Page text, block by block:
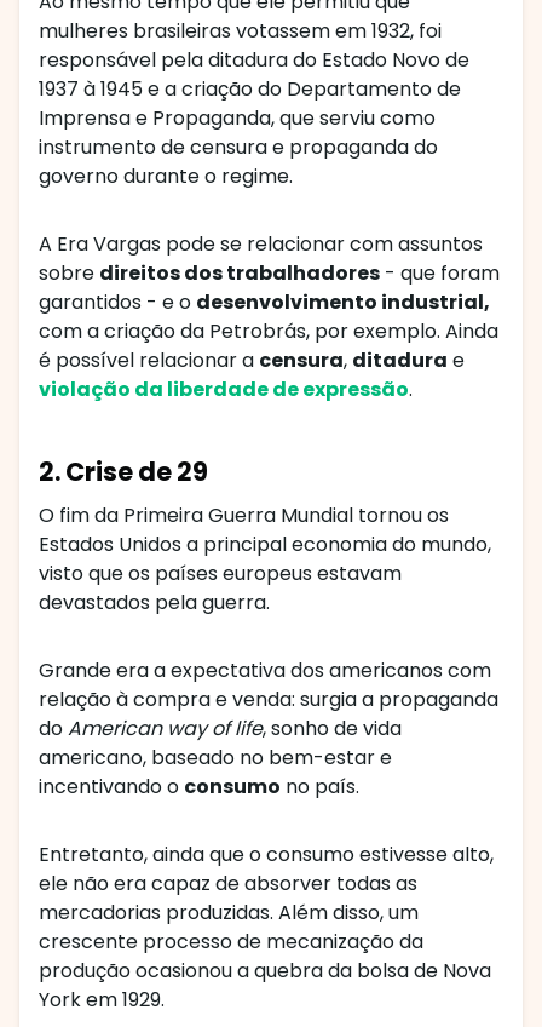
mulheres brasileiras votassem em 1932, foi
responsável pela ditadura do Estado Novo de
1937 à 1945 e a criação do Departamento de
Imprensa e Propaganda, que serviu como
instrumento de censura e propaganda do
governo durante o regime.
A Era Vargas pode se relacionar com assuntos
sobre direitos dos trabalhadores - que foram
garantidos - e o desenvolvimento industrial,
com a criação da Petrobrás, por exemplo. Ainda
é possível relacionar a censura, ditadura e
violação da liberdade de expressão.
2. Crise de 29
O fim da Primeira Guerra Mundial tornou os
Estados Unidos a principal economia do mundo,
visto que os países europeus estavam
devastados pela guerra.
Grande era a expectativa dos americanos com
relação à compra e venda: surgia a propaganda
doAmerican way of life, sonho de vida
americano, baseado no bem-estar e
incentivando o consumo no país.
Entretanto, ainda que o consumo estivesse alto,
ele não era capaz de absorver todas as
mercadorias produzidas. Além disso, um
crescente processo de mecanização da
produção ocasionou a quebra da bolsa de Nova
York em 1929.